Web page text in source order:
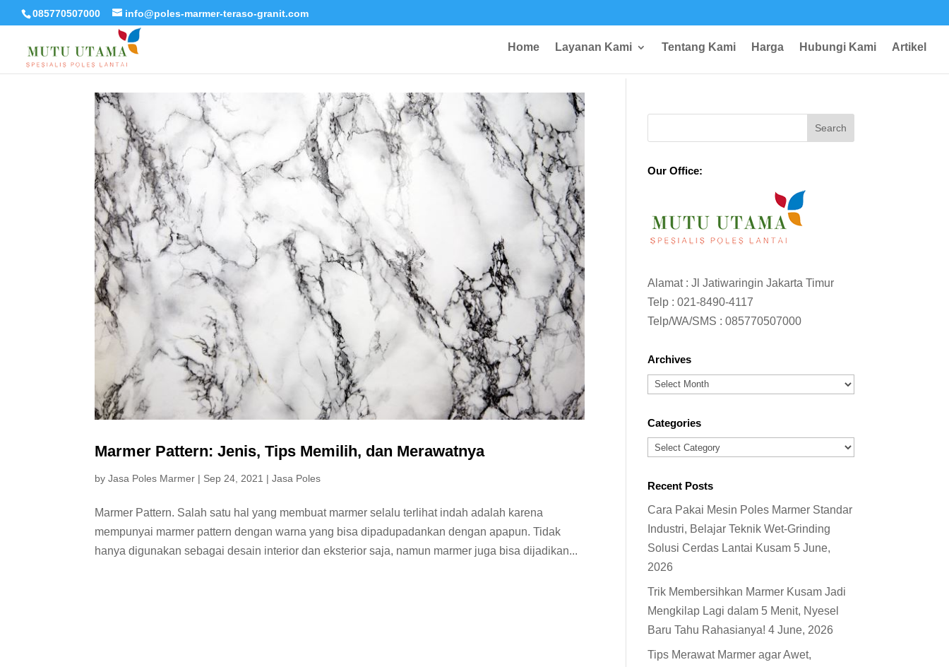
085770507000 info@poles-marmer-teraso-granit.com
Home Layanan Kami Tentang Kami Harga Hubungi Kami Artikel
Marmer Pattern: Jenis, Tips Memilih, dan Merawatnya
byJasa Poles Marmer | Sep 24, 2021 |Jasa Poles
Marmer Pattern. Salah satu hal yang membuat marmer selalu terlihat indah adalah karena
mempunyai marmer pattern dengan warna yang bisa dipadupadankan dengan apapun. Tidak
hanya digunakan sebagai desain interior dan eksterior saja, namun marmer juga bisa dijadikan...
Our Office:
Alamat : Jl Jatiwaringin Jakarta Timur
Telp :021-8490-4117
Telp/WA/SMS :085770507000
Archives
Archives
Categories
Categories
Recent Posts
Cara Pakai Mesin Poles Marmer Standar
Industri, Belajar Teknik Wet-Grinding
Solusi Cerdas Lantai Kusam 5 June,
2026
Trik Membersihkan Marmer Kusam Jadi
Mengkilap Lagi dalam 5 Menit, Nyesel
Baru Tahu Rahasianya! 4 June, 2026
Tips Merawat Marmer agar Awet,